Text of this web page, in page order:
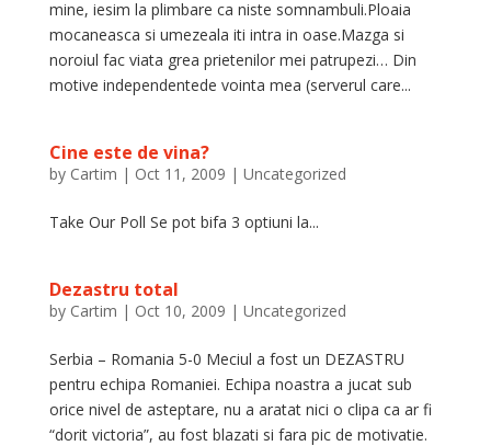
mine, iesim la plimbare ca niste somnambuli.Ploaia
mocaneasca si umezeala iti intra in oase.Mazga si
noroiul fac viata grea prietenilor mei patrupezi… Din
motive independentede vointa mea (serverul care...
Cine este de vina?
by Cartim | Oct 11, 2009 | Uncategorized
Take Our Poll Se pot bifa 3 optiuni la...
Dezastru total
by Cartim | Oct 10, 2009 | Uncategorized
Serbia – Romania 5-0 Meciul a fost un DEZASTRU
pentru echipa Romaniei. Echipa noastra a jucat sub
orice nivel de asteptare, nu a aratat nici o clipa ca ar fi
“dorit victoria”, au fost blazati si fara pic de motivatie.